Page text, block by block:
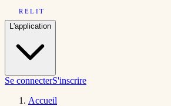
RELIT
L'application
Se connecterS'inscrire
Accueil